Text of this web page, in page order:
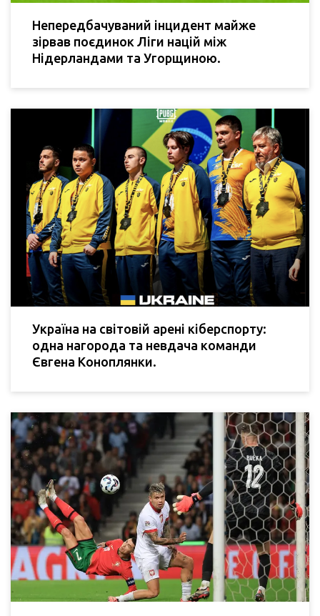
Непередбачуваний інцидент майже
зірвав поєдинок Ліги націй між
Нідерландами та Угорщиною.
Україна на світовій арені кіберспорту:
одна нагорода та невдача команди
Євгена Коноплянки.